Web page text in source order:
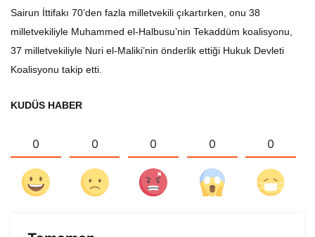
Sairun İttifakı 70’den fazla milletvekili çıkartırken, onu 38
milletvekiliyle Muhammed el-Halbusu’nin Tekaddüm koalisyonu,
37 milletvekiliyle Nuri el-Maliki’nin önderlik ettiği Hukuk Devleti
Koalisyonu takip etti.
KUDÜS HABER
0 0 0 0 0